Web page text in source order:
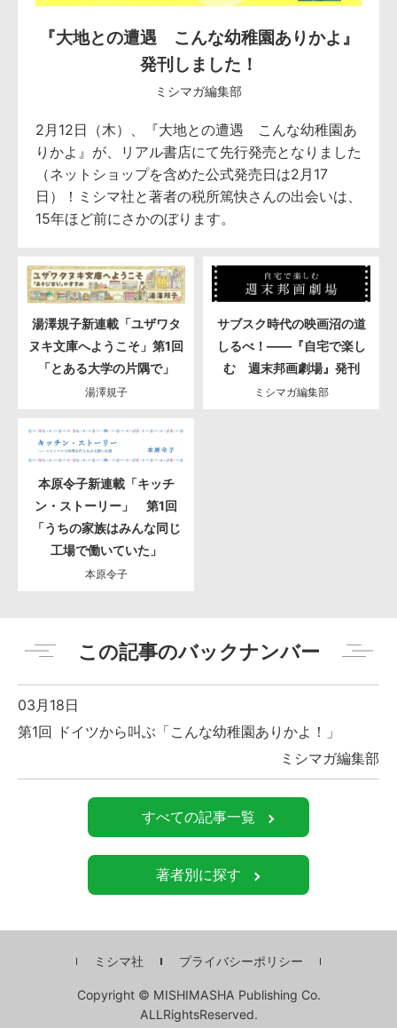
『大地との遭遇 こんな幼稚園ありかよ』
発刊しました！
ミシマガ編集部
2月12日（木）、『大地との遭遇 こんな幼稚園あ
りかよ』が、リアル書店にて先行発売となりました
（ネットショップを含めた公式発売日は2月17
日）！ミシマ社と著者の税所篤快さんの出会いは、
15年ほど前にさかのぼります。
湯澤規子新連載「ユザワタ
ヌキ文庫へようこそ」第1回
「とある大学の片隅で」
湯澤規子
サブスク時代の映画沼の道
しるべ！――『自宅で楽し
む 週末邦画劇場』発刊
ミシマガ編集部
本原令子新連載「キッチ
ン・ストーリー」 第1回
「うちの家族はみんな同じ
工場で働いていた」
本原令子
この記事のバックナンバー
03月18日
第1回 ドイツから叫ぶ「こんな幼稚園ありかよ！」
ミシマガ編集部
すべての記事一覧
著者別に探す
ミシマ社 プライバシーポリシー
Copyright © MISHIMASHA Publishing Co.
ALLRightsReserved.